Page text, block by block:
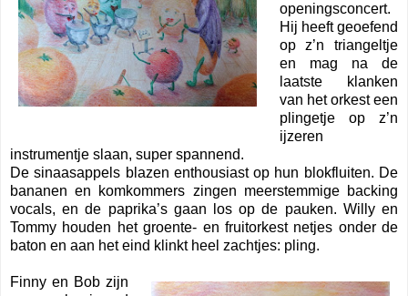
openingsconcert.
Hij heeft geoefend
op z’n triangeltje
en mag na de
laatste klanken
van het orkest een
plingetje op z’n
ijzeren
instrumentje slaan, super spannend.
De sinaasappels blazen enthousiast op hun blokfluiten. De
bananen en komkommers zingen meerstemmige backing
vocals, en de paprika’s gaan los op de pauken. Willy en
Tommy houden het groente- en fruitorkest netjes onder de
baton en aan het eind klinkt heel zachtjes: pling.
Finny en Bob zijn